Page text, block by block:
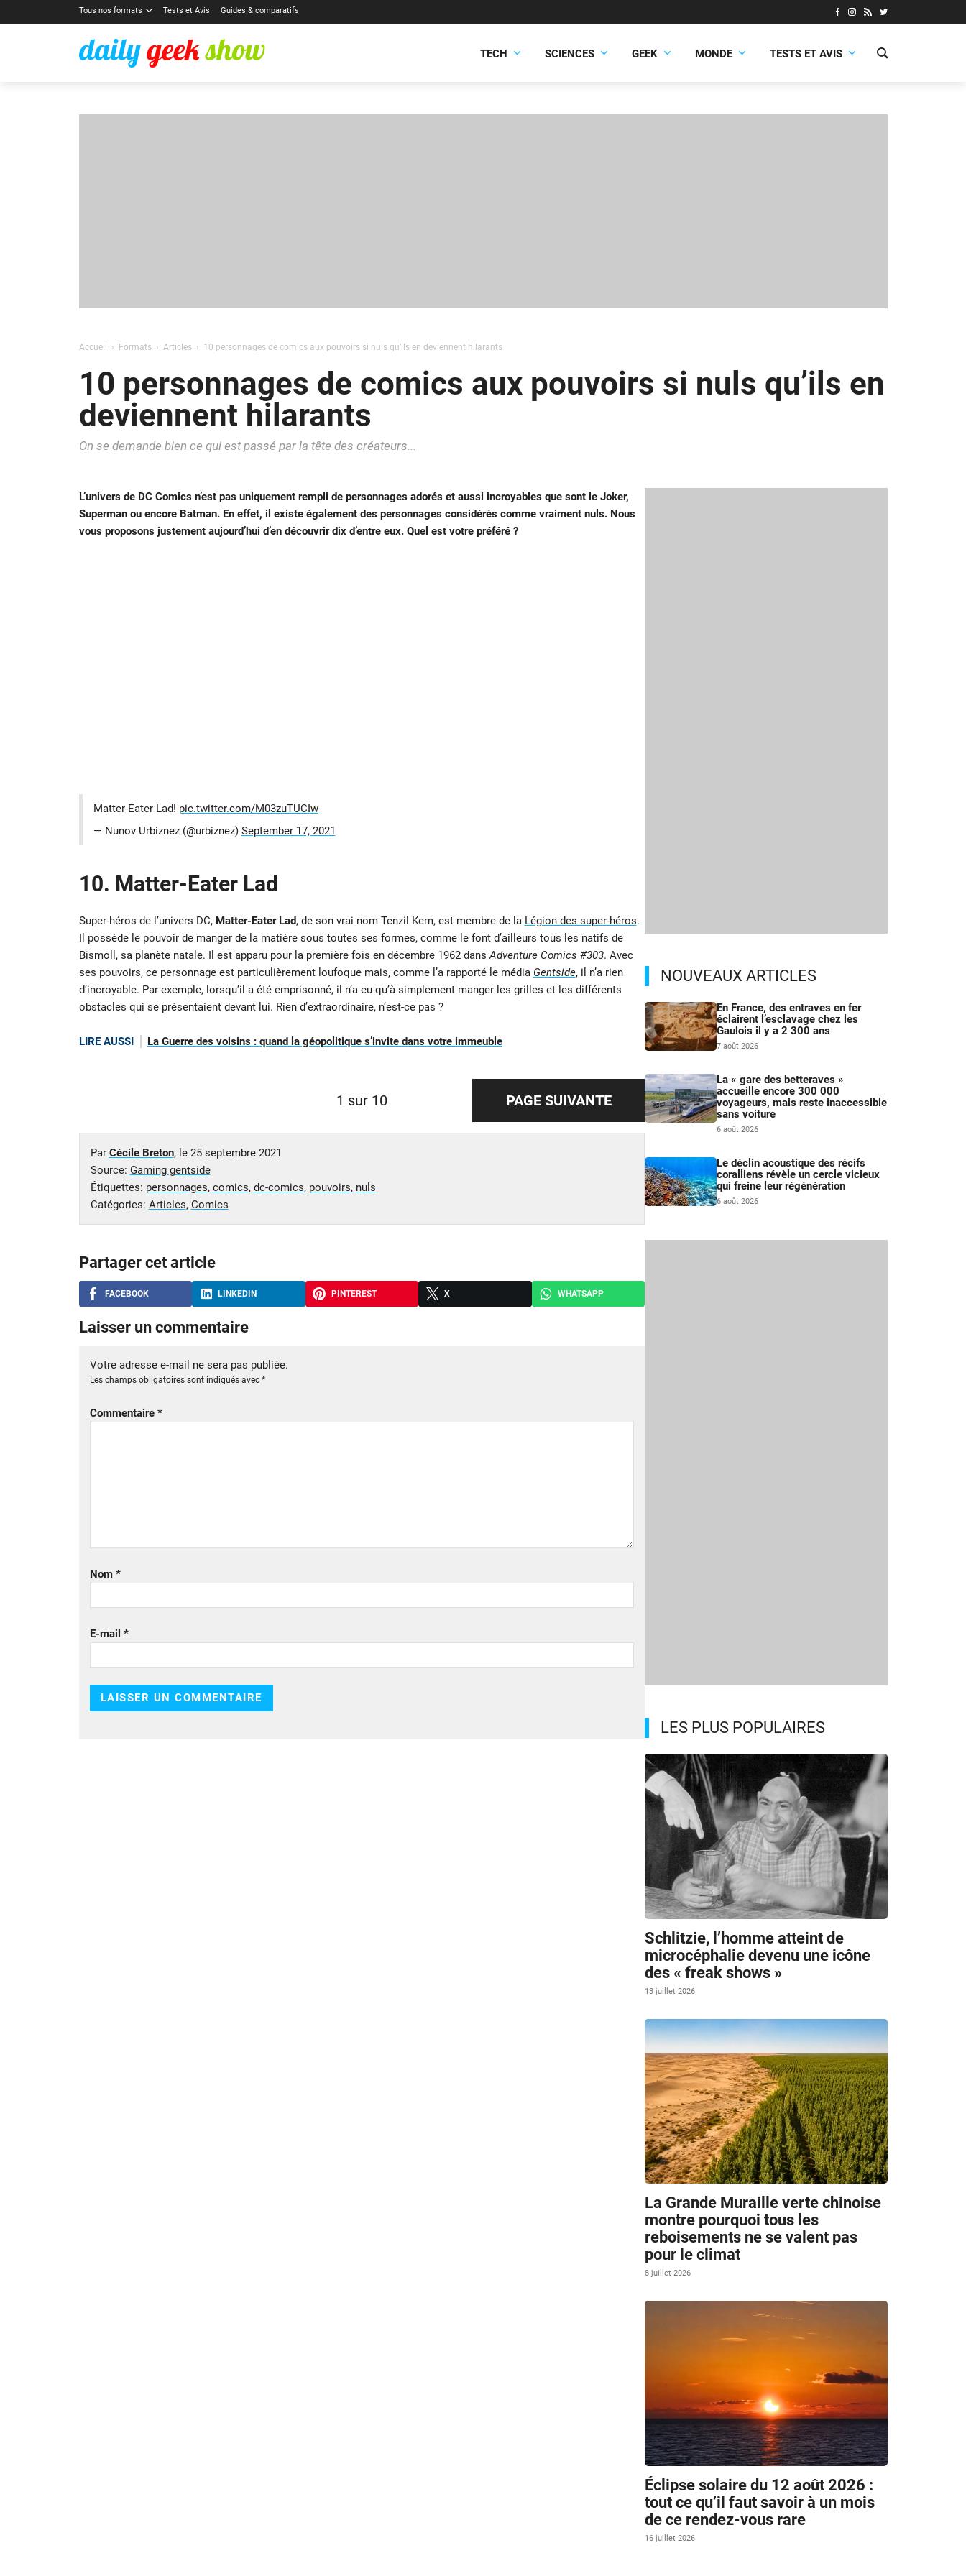
Tous nos formats Tests et Avis Guides & comparatifs
TECH SCIENCES GEEK MONDE TESTS ET AVIS
Accueil Formats Articles 10 personnages de comics aux pouvoirs si nuls qu’ils en deviennent hilarants
10 personnages de comics aux pouvoirs si nuls qu’ils en
deviennent hilarants
On se demande bien ce qui est passé par la tête des créateurs...
L’univers de DC Comics n’est pas uniquement rempli de personnages adorés et aussi incroyables que sont le Joker,
Superman ou encore Batman. En effet, il existe également des personnages considérés comme vraiment nuls. Nous
vous proposons justement aujourd’hui d’en découvrir dix d’entre eux. Quel est votre préféré ?
Matter-Eater Lad! pic.twitter.com/M03zuTUCIw
— Nunov Urbiznez (@urbiznez) September 17, 2021
10. Matter-Eater Lad
Super-héros de l’univers DC, Matter-Eater Lad, de son vrai nom Tenzil Kem, est membre de la Légion des super-héros.
Il possède le pouvoir de manger de la matière sous toutes ses formes, comme le font d’ailleurs tous les natifs de
Bismoll, sa planète natale. Il est apparu pour la première fois en décembre 1962 dansAdventure Comics #303. Avec
ses pouvoirs, ce personnage est particulièrement loufoque mais, comme l’a rapporté le média Gentside, il n’a rien
d’incroyable. Par exemple, lorsqu’il a été emprisonné, il n’a eu qu’à simplement manger les grilles et les différents
obstacles qui se présentaient devant lui. Rien d’extraordinaire, n’est-ce pas ?
LIRE AUSSI La Guerre des voisins : quand la géopolitique s’invite dans votre immeuble
1 sur 10 PAGE SUIVANTE
Par Cécile Breton, le 25 septembre 2021
Source: Gaming gentside
Étiquettes: personnages, comics, dc-comics, pouvoirs, nuls
Catégories: Articles, Comics
Partager cet article
FACEBOOK LINKEDIN PINTEREST X WHATSAPP
Laisser un commentaire
Votre adresse e-mail ne sera pas publiée.
Les champs obligatoires sont indiqués avec *
Commentaire *
Nom *
E-mail *
NOUVEAUX ARTICLES
En France, des entraves en fer
éclairent l’esclavage chez les
Gaulois il y a 2 300 ans
7 août 2026
La « gare des betteraves »
accueille encore 300 000
voyageurs, mais reste inaccessible
sans voiture
6 août 2026
Le déclin acoustique des récifs
coralliens révèle un cercle vicieux
qui freine leur régénération
6 août 2026
LES PLUS POPULAIRES
Schlitzie, l’homme atteint de
microcéphalie devenu une icône
des « freak shows »
13 juillet 2026
La Grande Muraille verte chinoise
montre pourquoi tous les
reboisements ne se valent pas
pour le climat
8 juillet 2026
Éclipse solaire du 12 août 2026 :
tout ce qu’il faut savoir à un mois
de ce rendez-vous rare
16 juillet 2026